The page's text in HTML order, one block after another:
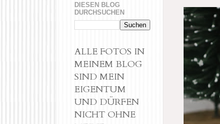
DIESEN BLOG
DURCHSUCHEN
ALLE FOTOS IN
MEINEM BLOG
SIND MEIN
EIGENTUM
UND DÜRFEN
NICHT OHNE